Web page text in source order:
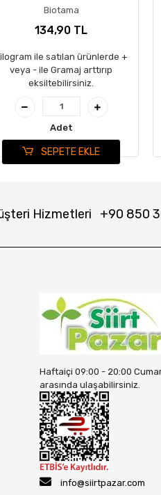
Biotama
134,90 TL
ile satılan ürünlerde +
veya - ile Gramaj arttırıp
eksiltebilirsiniz.
Adet
SEPETE EKLE
Hizmetleri +90 850
Haftaiçi 09:00 - 20:00
arasında ulaşabilirsiniz.
info@siirtpazar.com